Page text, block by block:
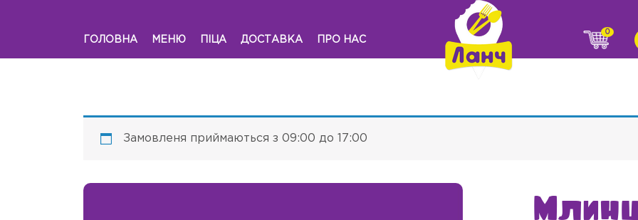
ГОЛОВНА МЕНЮ ПІЦА ДОСТАВКА ПРО НАС
0
Замовленя приймаються з 09:00 до 17:00